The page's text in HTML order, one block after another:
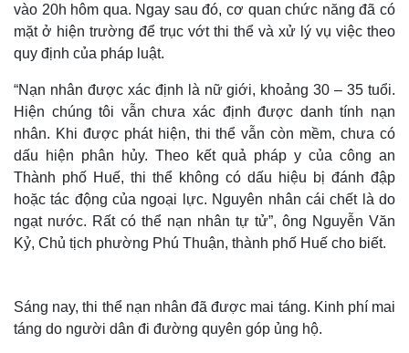
vào 20h hôm qua. Ngay sau đó, cơ quan chức năng đã có
mặt ở hiện trường để trục vớt thi thể và xử lý vụ việc theo
quy định của pháp luật.
“Nạn nhân được xác định là nữ giới, khoảng 30 – 35 tuổi.
Hiện chúng tôi vẫn chưa xác định được danh tính nạn
nhân. Khi được phát hiện, thi thể vẫn còn mềm, chưa có
dấu hiện phân hủy. Theo kết quả pháp y của công an
Thành phố Huế, thi thể không có dấu hiệu bị đánh đập
hoặc tác động của ngoại lực. Nguyên nhân cái chết là do
ngạt nước. Rất có thể nạn nhân tự tử”, ông Nguyễn Văn
Kỷ, Chủ tịch phường Phú Thuận, thành phố Huế cho biết.
Sáng nay, thi thể nạn nhân đã được mai táng. Kinh phí mai
táng do người dân đi đường quyên góp ủng hộ.